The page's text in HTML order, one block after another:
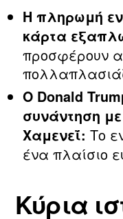
Η πληρωμή
κάρτα
προσφέρουν
Ο Donald
συνάντηση
Χαμενεΐ: Το
ένα πλαίσιο
Κύρια